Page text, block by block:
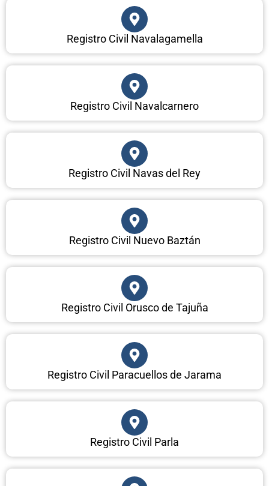
Registro Civil Navalagamella
Registro Civil Navalcarnero
Registro Civil Navas del Rey
Registro Civil Nuevo Baztán
Registro Civil Orusco de Tajuña
Registro Civil Paracuellos de Jarama
Registro Civil Parla